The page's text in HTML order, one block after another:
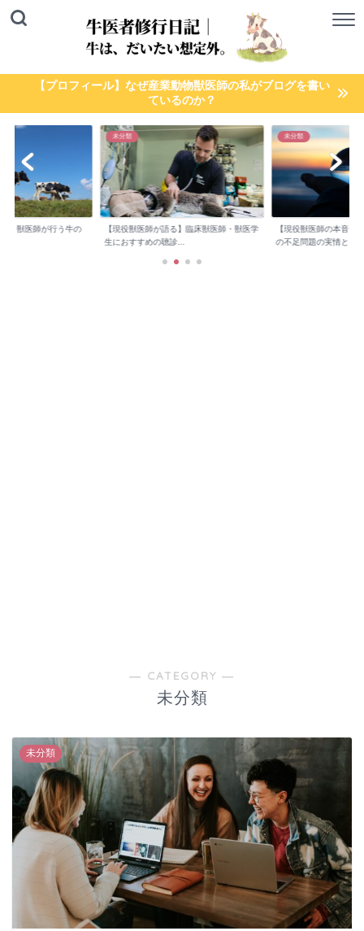
【プロフィール】なぜ産業動物獣医師の私がブログを書い
ているのか？
】獣医師が行う牛の
未分類
【現役獣医師が語る】臨床獣医師・獣医学
生におすすめの聴診...
未分類
【現役獣医師の本音】
の不足問題の実情と...
― CATEGORY ―
未分類
未分類